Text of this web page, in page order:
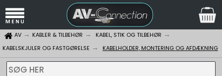
AV KABLER & TILBEHØR
KABEL, STIK OG TILBEHØR
KABELSKJULER OG FASTGØRELSE
KABELHOLDER, MONTERING OG AFDÆKNING
SØG HER